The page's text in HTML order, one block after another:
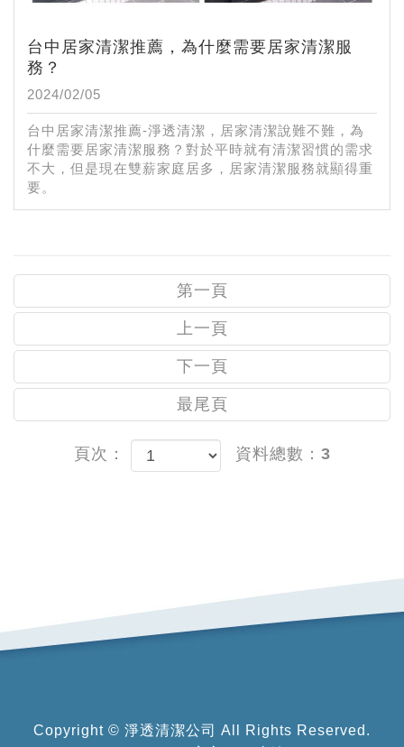
台中居家清潔推薦，為什麼需要居家清潔服
務？
2024/02/05
台中居家清潔推薦-淨透清潔，居家清潔說難不難，為
什麼需要居家清潔服務？對於平時就有清潔習慣的需求
不大，但是現在雙薪家庭居多，居家清潔服務就顯得重
要。
第一頁
上一頁
下一頁
最尾頁
頁次： 資料總數：3
Copyright © 淨透清潔公司 All Rights Reserved.